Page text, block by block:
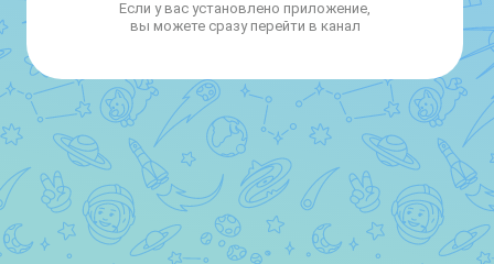
Если у вас установлено приложение,
вы можете сразу перейти в канал